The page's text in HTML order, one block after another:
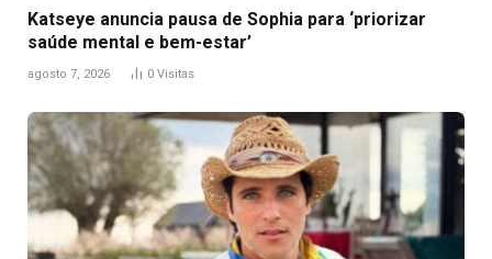
Katseye anuncia pausa de Sophia para ‘priorizar
saúde mental e bem-estar’
agosto 7, 2026 0 Visitas